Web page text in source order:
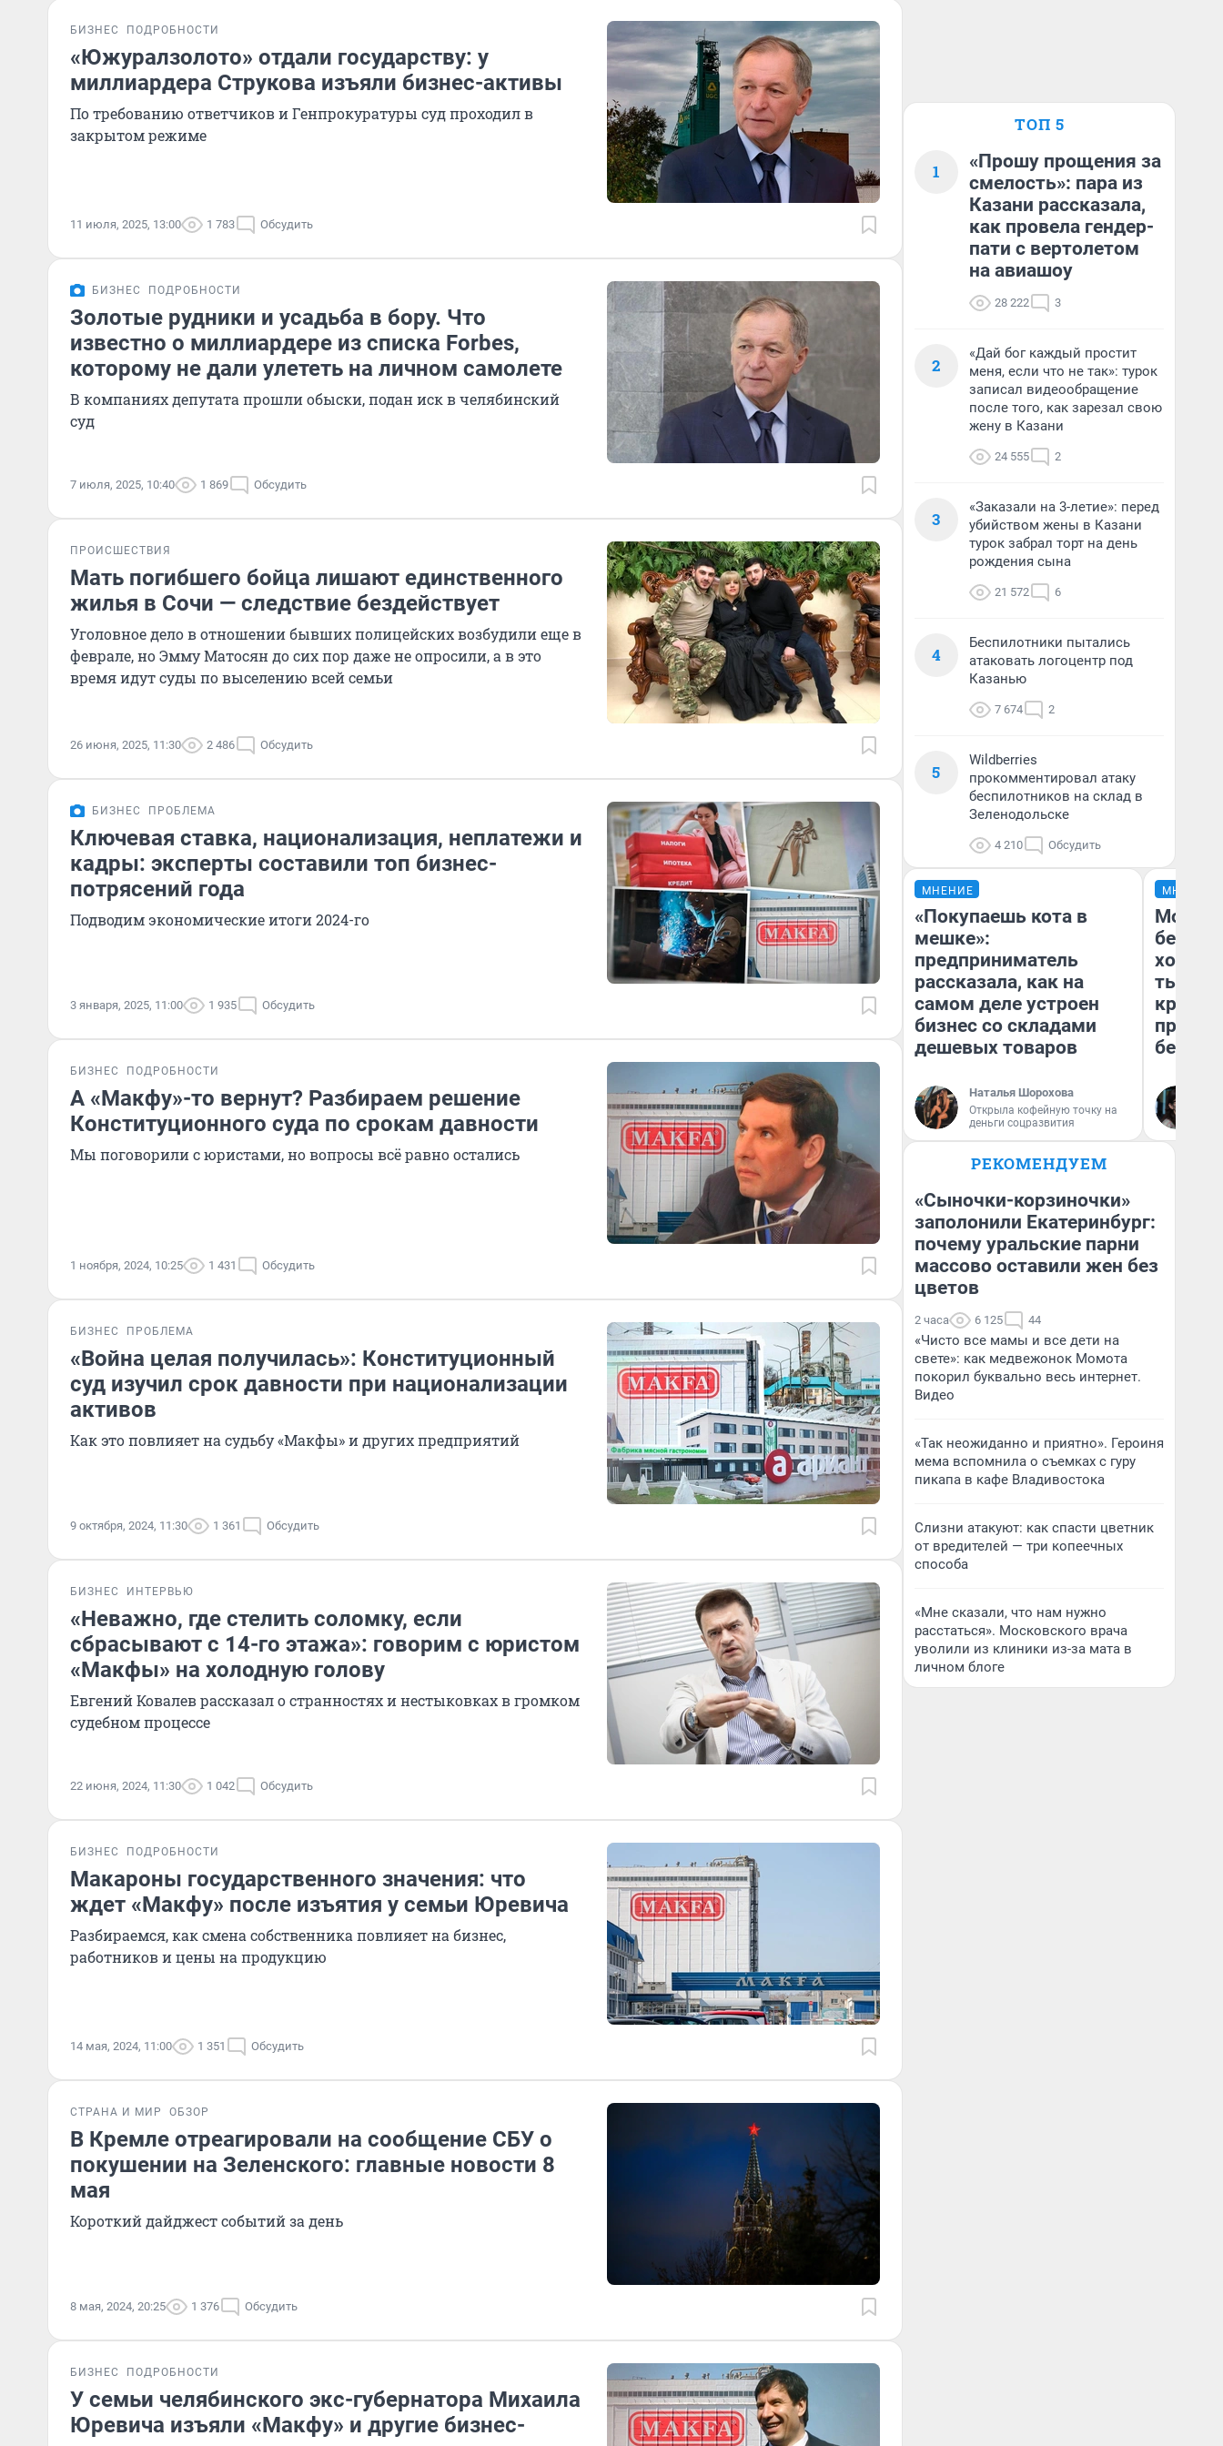
БИЗНЕС ПОДРОБНОСТИ
«Южуралзолото» отдали государству: у
миллиардера Струкова изъяли бизнес-активы
По требованию ответчиков и Генпрокуратуры суд проходил в
закрытом режиме
11 июля, 2025, 13:00 1 783 Обсудить
БИЗНЕС ПОДРОБНОСТИ
Золотые рудники и усадьба в бору. Что
известно о миллиардере из списка Forbes,
которому не дали улететь на личном самолете
В компаниях депутата прошли обыски, подан иск в челябинский
суд
7 июля, 2025, 10:40 1 869 Обсудить
ПРОИСШЕСТВИЯ
Мать погибшего бойца лишают единственного
жилья в Сочи — следствие бездействует
Уголовное дело в отношении бывших полицейских возбудили еще в
феврале, но Эмму Матосян до сих пор даже не опросили, а в это
время идут суды по выселению всей семьи
26 июня, 2025, 11:30 2 486 Обсудить
БИЗНЕС ПРОБЛЕМА
Ключевая ставка, национализация, неплатежи и
кадры: эксперты составили топ бизнес-
потрясений года
Подводим экономические итоги 2024-го
3 января, 2025, 11:00 1 935 Обсудить
БИЗНЕС ПОДРОБНОСТИ
А «Макфу»-то вернут? Разбираем решение
Конституционного суда по срокам давности
Мы поговорили с юристами, но вопросы всё равно остались
1 ноября, 2024, 10:25 1 431 Обсудить
БИЗНЕС ПРОБЛЕМА
«Война целая получилась»: Конституционный
суд изучил срок давности при национализации
активов
Как это повлияет на судьбу «Макфы» и других предприятий
9 октября, 2024, 11:30 1 361 Обсудить
БИЗНЕС ИНТЕРВЬЮ
«Неважно, где стелить соломку, если
сбрасывают с 14-го этажа»: говорим с юристом
«Макфы» на холодную голову
Евгений Ковалев рассказал о странностях и нестыковках в громком
судебном процессе
22 июня, 2024, 11:30 1 042 Обсудить
БИЗНЕС ПОДРОБНОСТИ
Макароны государственного значения: что
ждет «Макфу» после изъятия у семьи Юревича
Разбираемся, как смена собственника повлияет на бизнес,
работников и цены на продукцию
14 мая, 2024, 11:00 1 351 Обсудить
СТРАНА И МИР ОБЗОР
В Кремле отреагировали на сообщение СБУ о
покушении на Зеленского: главные новости 8
мая
Короткий дайджест событий за день
8 мая, 2024, 20:25 1 376 Обсудить
БИЗНЕС ПОДРОБНОСТИ
У семьи челябинского экс-губернатора Михаила
Юревича изъяли «Макфу» и другие бизнес-
ТОП 5
1
«Прошу прощения за
смелость»: пара из
Казани рассказала,
как провела гендер-
пати с вертолетом
на авиашоу
28 222 3
2
«Дай бог каждый простит
меня, если что не так»: турок
записал видеообращение
после того, как зарезал свою
жену в Казани
24 555 2
3
«Заказали на 3-летие»: перед
убийством жены в Казани
турок забрал торт на день
рождения сына
21 572 6
4
Беспилотники пытались
атаковать логоцентр под
Казанью
7 674 2
5
Wildberries
прокомментировал атаку
беспилотников на склад в
Зеленодольске
4 210 Обсудить
МНЕНИЕ
«Покупаешь кота в
мешке»:
предприниматель
рассказала, как на
самом деле устроен
бизнес со складами
дешевых товаров
Наталья Шорохова
Открыла кофейную точку на
деньги соцразвития
МНЕНИЕ
Мой
хотела
тысяч,
РЕКОМЕНДУЕМ
«Сыночки-корзиночки»
заполонили Екатеринбург:
почему уральские парни
массово оставили жен без
цветов
2 часа 6 125 44
«Чисто все мамы и все дети на
свете»: как медвежонок Момота
покорил буквально весь интернет.
Видео
«Так неожиданно и приятно». Героиня
мема вспомнила о съемках с гуру
пикапа в кафе Владивостока
Слизни атакуют: как спасти цветник
от вредителей — три копеечных
способа
«Мне сказали, что нам нужно
расстаться». Московского врача
уволили из клиники из-за мата в
личном блоге